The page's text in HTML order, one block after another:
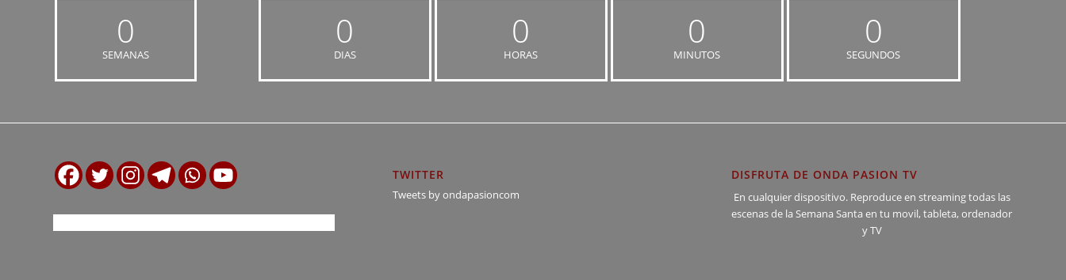
0
SEMANAS
0
DIAS
0
HORAS
0
MINUTOS
0
SEGUNDOS
TWITTER
Tweets by ondapasioncom
DISFRUTA DE ONDA PASION TV
En cualquier dispositivo. Reproduce en streaming todas las
escenas de la Semana Santa en tu movil, tableta, ordenador
y TV